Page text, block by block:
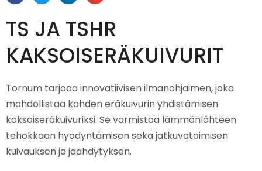
TS JA TSHR
KAKSOISERÄKUIVURIT
Tornum tarjoaa innovatiivisen ilmanohjaimen, joka
mahdollistaa kahden eräkuivurin yhdistämisen
kaksoiseräkuivuriksi. Se varmistaa lämmönlähteen
tehokkaan hyödyntämisen sekä jatkuvatoimisen
kuivauksen ja jäähdytyksen.